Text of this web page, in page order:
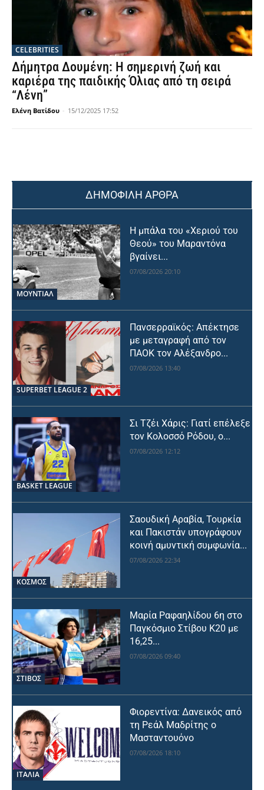
CELEBRITIES
Δήμητρα Δουμένη: Η σημερινή ζωή και
καριέρα της παιδικής Όλιας από τη σειρά
“Λένη”
Ελένη Βατίδου - 15/12/2025 17:52
ΔΗΜΟΦΙΛΗ ΑΡΘΡΑ
ΜΟΥΝΤΙΆΛ
Η μπάλα του «Χεριού του
Θεού» του Μαραντόνα
βγαίνει...
07/08/2026 20:10
SUPERBET LEAGUE 2
Πανσερραϊκός: Απέκτησε
με μεταγραφή από τον
ΠΑΟΚ τον Αλέξανδρο...
07/08/2026 13:40
BASKET LEAGUE
Σι Τζέι Χάρις: Γιατί επέλεξε
τον Κολοσσό Ρόδου, ο...
07/08/2026 12:12
ΚΟΣΜΟΣ
Σαουδική Αραβία, Τουρκία
και Πακιστάν υπογράφουν
κοινή αμυντική συμφωνία...
07/08/2026 22:34
ΣΤΙΒΟΣ
Μαρία Ραφαηλίδου 6η στο
Παγκόσμιο Στίβου Κ20 με
16,25...
07/08/2026 09:40
ΙΤΑΛΙΑ
Φιορεντίνα: Δανεικός από
τη Ρεάλ Μαδρίτης ο
Μασταντουόνο
07/08/2026 18:10